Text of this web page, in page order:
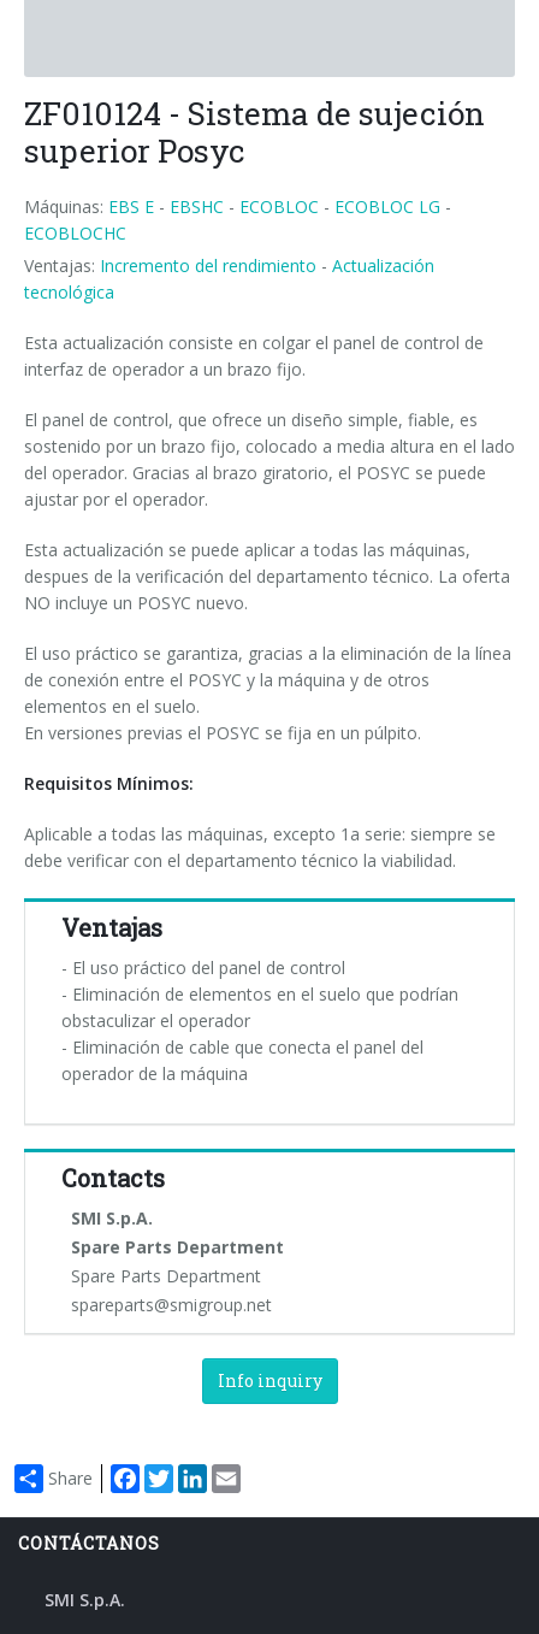
Fuentes renovables
Fábrica inteligente 4.0
Supervisor de línea SWM
SISTEMAS DE SOPLADO, LLENADO Y TAPONADO
EMPAQUETADORAS
entrada en línea
entrada a 90°
Film extensible
Cartón wrap-around
entrada en línea
Cartón RSC (americanas)
Bandeja de cartón
Combo de cartón y film
entrada en línea
entrada a 90°
Minipal
Entrada en línea
Entrada a 90°
CINTAS TRANSPORTADORAS
SmyIoT control room
AI Tech Support
Asistencia in situ
Upgrades
Training
Cursos sopladoras y llenadoras
Cursos empaquetadoras
Cursos paletizadores
Ferias
Instalaciones recientes
Notas de prensa
Lo que dicen de nosotros
Contactos
Contactos
Petición de informaciones
Ferias: solicitud de encuentro
Proveedores
Careers
Introduce tu C.V.
Modifica tu C.V.
Oportunidades de trabajo
ZF010124 - Sistema de sujeción
superior Posyc
Máquinas: EBS E - EBSHC - ECOBLOC - ECOBLOC LG -
ECOBLOCHC
Ventajas: Incremento del rendimiento - Actualización
tecnológica
Esta actualización consiste en colgar el panel de control de
interfaz de operador a un brazo fijo.
El panel de control, que ofrece un diseño simple, fiable, es
sostenido por un brazo fijo, colocado a media altura en el lado
del operador. Gracias al brazo giratorio, el POSYC se puede
ajustar por el operador.
Esta actualización se puede aplicar a todas las máquinas,
despues de la verificación del departamento técnico. La oferta
NO incluye un POSYC nuevo.
El uso práctico se garantiza, gracias a la eliminación de la línea
de conexión entre el POSYC y la máquina y de otros
elementos en el suelo.
En versiones previas el POSYC se fija en un púlpito.
Requisitos Mínimos:
Aplicable a todas las máquinas, excepto 1a serie: siempre se
debe verificar con el departamento técnico la viabilidad.
Ventajas
- El uso práctico del panel de control
- Eliminación de elementos en el suelo que podrían
obstaculizar el operador
- Eliminación de cable que conecta el panel del
operador de la máquina
Contacts
SMI S.p.A.
Spare Parts Department
Spare Parts Department
spareparts@smigroup.net
Info inquiry
Share Facebook
TwitterLinkedIn
CONTÁCTANOS
SMI S.p.A.